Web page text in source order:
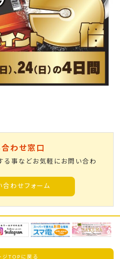
わせ窓口
る事などお気軽にお問い合わ
合わせフォーム
TOPに戻る